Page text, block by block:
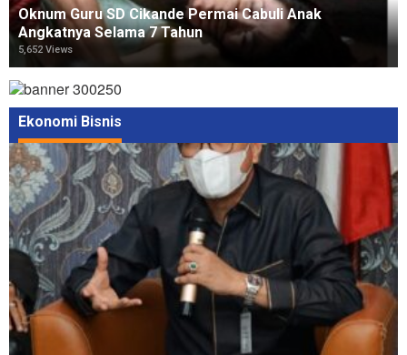
Oknum Guru SD Cikande Permai Cabuli Anak
Angkatnya Selama 7 Tahun
5,652 Views
Ekonomi Bisnis